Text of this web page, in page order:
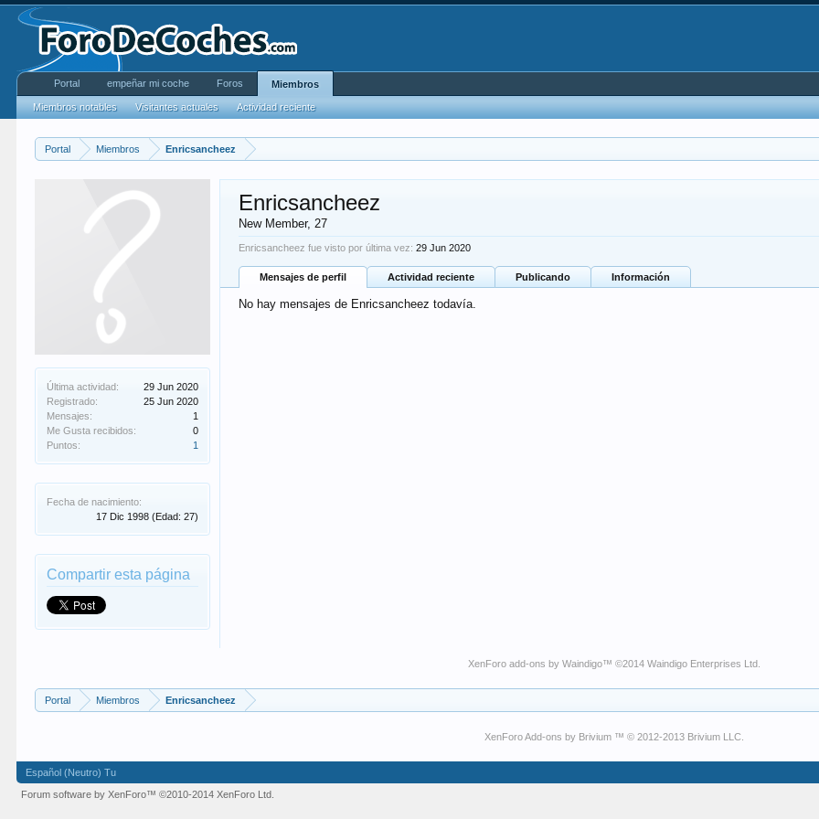
Portal Miembros Enricsancheez
Última actividad:
29 Jun 2020
Registrado:
25 Jun 2020
Mensajes:
1
Me Gusta recibidos:
0
Puntos:
1
Fecha de nacimiento:
17 Dic 1998 (Edad: 27)
Compartir esta página
Enricsancheez
New Member, 27
Enricsancheez fue visto por última vez: 29 Jun 2020
Mensajes de perfil Actividad reciente Publicando Información
No hay mensajes de Enricsancheez todavía.
XenForo add-ons by Waindigo™ ©2014 Waindigo Enterprises Ltd
Portal Miembros Enricsancheez
XenForo Add-ons by Brivium ™ © 2012-2013 Brivium LLC.
Portal empeñar mi coche Foros Miembros
Miembros notables Visitantes actuales Actividad reciente
Español (Neutro) Tu
Forum software by XenForo™©2010-2014 XenForo Ltd.